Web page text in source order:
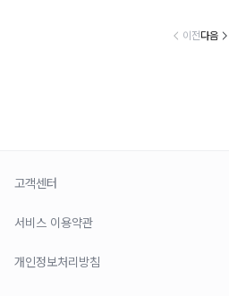
이전다음
고객센터
서비스 이용약관
개인정보처리방침